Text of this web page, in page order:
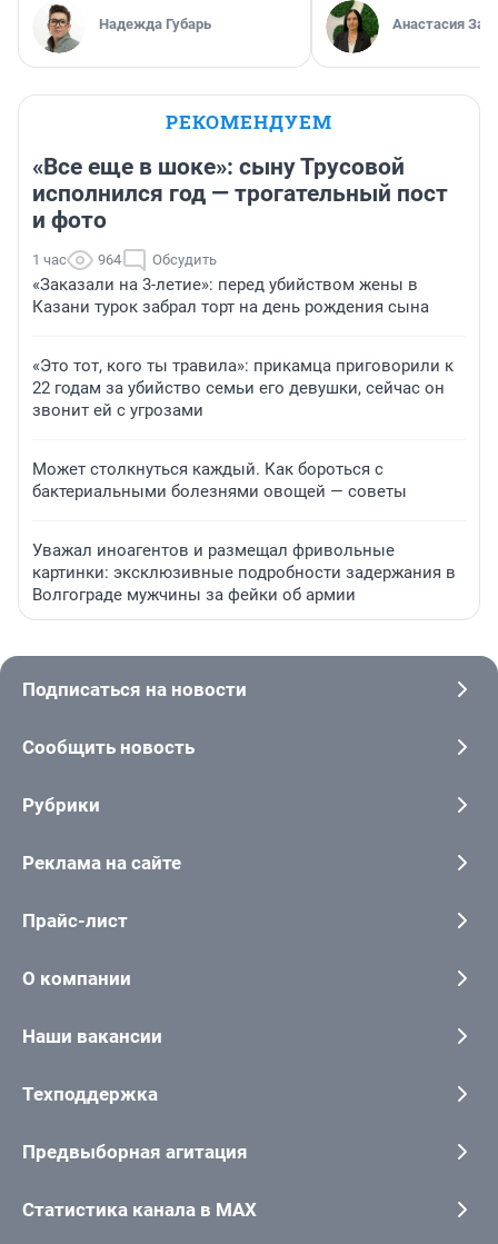
Надежда Губарь Анастасия
РЕКОМЕНДУЕМ
«Все еще в шоке»: сыну Трусовой
исполнился год — трогательный пост
и фото
1 час 964 Обсудить
«Заказали на 3-летие»: перед убийством жены в
Казани турок забрал торт на день рождения сына
«Это тот, кого ты травила»: прикамца приговорили к
22 годам за убийство семьи его девушки, сейчас он
звонит ей с угрозами
Может столкнуться каждый. Как бороться с
бактериальными болезнями овощей — советы
Уважал иноагентов и размещал фривольные
картинки: эксклюзивные подробности задержания в
Волгограде мужчины за фейки об армии
Подписаться на новости
Сообщить новость
Рубрики
Реклама на сайте
Прайс-лист
О компании
Наши вакансии
Техподдержка
Предвыборная агитация
Статистика канала в MAX